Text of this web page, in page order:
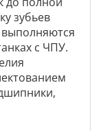
зубьев
с ЧПУ.